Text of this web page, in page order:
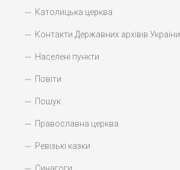
Католицька церква
Контакти Державних архівів України
Населені пункти
Повіти
Пошук
Православна церква
Ревізькі казки